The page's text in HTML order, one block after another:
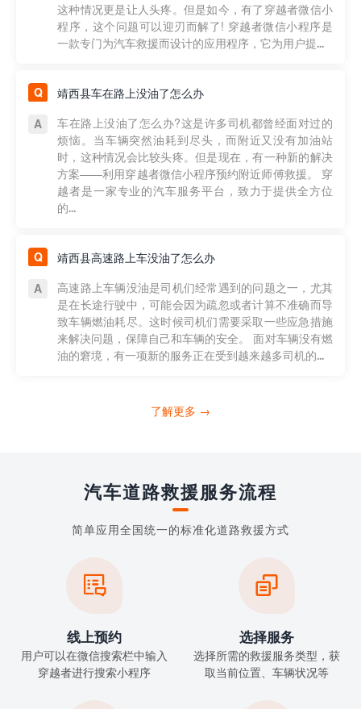
这种情况更是让人头疼。但是如今，有了穿越者微信小
程序，这个问题可以迎刃而解了! 穿越者微信小程序是
一款专门为汽车救援而设计的应用程序，它为用户提...
靖西县车在路上没油了怎么办
车在路上没油了怎么办?这是许多司机都曾经面对过的
烦恼。当车辆突然油耗到尽头，而附近又没有加油站
时，这种情况会比较头疼。但是现在，有一种新的解决
方案——利用穿越者微信小程序预约附近师傅救援。 穿
越者是一家专业的汽车服务平台，致力于提供全方位
的...
靖西县高速路上车没油了怎么办
高速路上车辆没油是司机们经常遇到的问题之一，尤其
是在长途行驶中，可能会因为疏忽或者计算不准确而导
致车辆燃油耗尽。这时候司机们需要采取一些应急措施
来解决问题，保障自己和车辆的安全。 面对车辆没有燃
油的窘境，有一项新的服务正在受到越来越多司机的...
了解更多 →
汽车道路救援服务流程
简单应用全国统一的标准化道路救援方式

线上预约
用户可以在微信搜索栏中输入
穿越者进行搜索小程序

选择服务
选择所需的救援服务类型，获
取当前位置、车辆状况等